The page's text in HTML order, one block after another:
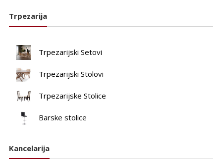
Trpezarija
Trpezarijski Setovi
Trpezarijski Stolovi
Trpezarijske Stolice
Barske stolice
Kancelarija